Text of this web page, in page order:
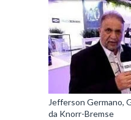
Jefferson Germano,
da Knorr-Bremse